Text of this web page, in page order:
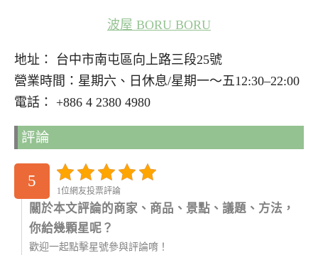
波屋 BORU BORU
地址： 台中市南屯區向上路三段25號
營業時間：星期六、日休息/星期一～五12:30–22:00
電話： +886 4 2380 4980
評論
5
1位網友投票評論
關於本文評論的商家、商品、景點、議題、方法，
你給幾顆星呢？
歡迎一起點擊星號參與評論唷！